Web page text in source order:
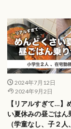
2024年7月12日
2024年9月2日
【リアルすぎて…】
い夏休みの昼ごはん
（学童なし、子２